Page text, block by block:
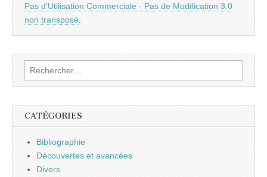
Pas d’Utilisation Commerciale - Pas de Modification 3.0
non transposé
Rechercher :
CATÉGORIES
Bibliographie
Découvertes et avancées
Divers